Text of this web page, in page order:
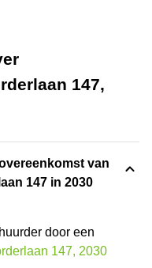
147,
van
147 in 2030
door een
147, 2030